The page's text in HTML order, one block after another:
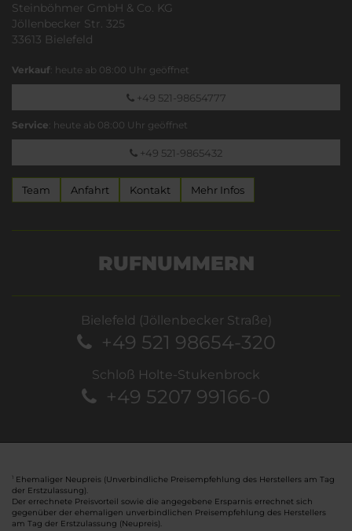
Steinböhmer GmbH & Co. KG
Jöllenbecker Str. 325
33613 Bielefeld
Verkauf: heute ab 08:00 Uhr geöffnet
+49 521-98654777
Service: heute ab 08:00 Uhr geöffnet
+49 521-9865432
Team Anfahrt Kontakt Mehr Infos
RUFNUMMERN
Bielefeld (Jöllenbecker Straße)
+49 521 98654-320
Schloß Holte-Stukenbrock
+49 5207 99166-0
Ehemaliger Neupreis (Unverbindliche Preisempfehlung des Herstellers am Tag
der Erstzulassung).
Der errechnete Preisvorteil sowie die angegebene Ersparnis errechnet sich
gegenüber der ehemaligen unverbindlichen Preisempfehlung des Herstellers
am Tag der Erstzulassung (Neupreis).